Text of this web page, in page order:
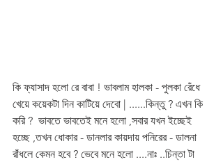
কি ফ্যাসাদ হলো রে বাবা ! ভাবলাম হালকা - পুলকা রেঁধে
খেয়ে কয়েকটা দিন কাটিয়ে দেবো | ......কিন্তু ? এখন কি
করি ?  ভাবতে ভাবতেই মনে হলো ,সবার যখন ইচ্ছেই
হচ্ছে ,তখন ধোকার - ডানলার কায়দায় পনিরের - ডালনা
রাঁধলে কেমন হবে ? ভেবে মনে হলো ....নাঃ ..চিন্তা টা